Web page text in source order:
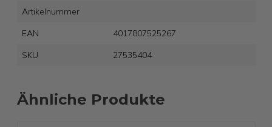
Artikelnummer
EAN
4017807525267
SKU
27535404
Ähnliche Produkte